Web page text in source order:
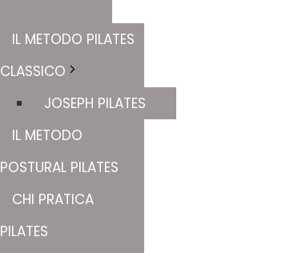
IL METODO PILATES
CLASSICO
JOSEPH PILATES
IL METODO
POSTURAL PILATES
CHI PRATICA
PILATES